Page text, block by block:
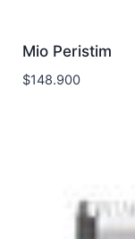
Mio Peristim
$148.900